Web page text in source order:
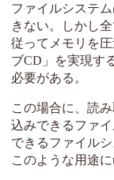
ファイルシステ
きない。しかし
従ってメモリを圧
ブCD」を実現す
必要がある。
この場合に、読
込みできるファ
できるファイル
このような用途に